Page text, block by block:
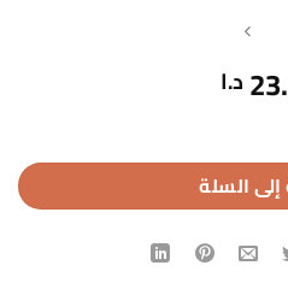
د.ا
السلة